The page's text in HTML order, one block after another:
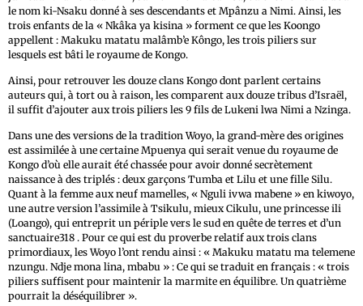
le nom ki-Nsaku donné à ses descendants et Mpânzu a Nimi. Ainsi, les
trois enfants de la « Nkâka ya kisina » forment ce que les Koongo
appellent : Makuku matatu malâmb’e Kôngo, les trois piliers sur
lesquels est bâti le royaume de Kongo.
Ainsi, pour retrouver les douze clans Kongo dont parlent certains
auteurs qui, à tort ou à raison, les comparent aux douze tribus d’Israël,
il suffit d’ajouter aux trois piliers les 9 fils de Lukeni lwa Nimi a Nzinga.
Dans une des versions de la tradition Woyo, la grand-mère des origines
est assimilée à une certaine Mpuenya qui serait venue du royaume de
Kongo d’où elle aurait été chassée pour avoir donné secrètement
naissance à des triplés : deux garçons Tumba et Lilu et une fille Silu.
Quant à la femme aux neuf mamelles, « Nguli ivwa mabene » en kiwoyo,
une autre version l’assimile à Tsikulu, mieux Cikulu, une princesse ili
(Loango), qui entreprit un périple vers le sud en quête de terres et d’un
sanctuaire318 . Pour ce qui est du proverbe relatif aux trois clans
primordiaux, les Woyo l’ont rendu ainsi : « Makuku matatu ma telemene
nzungu. Ndje mona lina, mbabu » : Ce qui se traduit en français : « trois
piliers suffisent pour maintenir la marmite en équilibre. Un quatrième
pourrait la déséquilibrer ».